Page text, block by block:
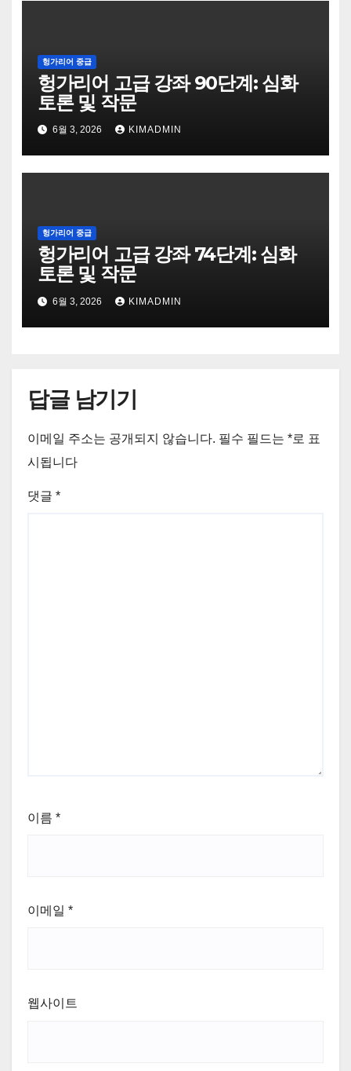
헝가리어 중급
헝가리어 고급 강좌 90단계: 심화
토론 및 작문
6월 3, 2026 KIMADMIN
헝가리어 중급
헝가리어 고급 강좌 74단계: 심화
토론 및 작문
6월 3, 2026 KIMADMIN
답글 남기기
이메일 주소는 공개되지 않습니다. 필수 필드는 *로 표
시됩니다
댓글 *
이름 *
이메일 *
웹사이트